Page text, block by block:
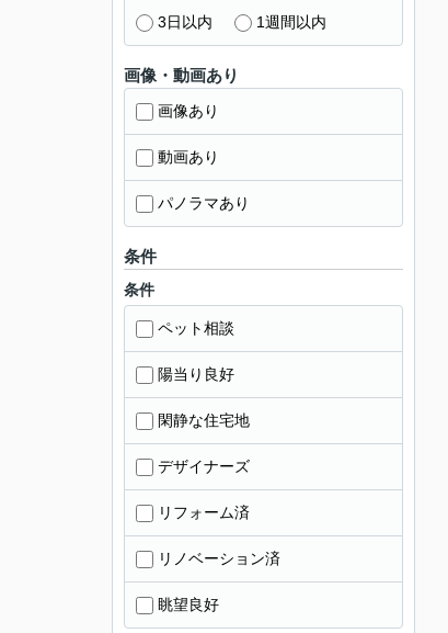
3日以内 1週間以内
画像・動画あり
画像あり
動画あり
パノラマあり
条件
条件
ペット相談
陽当り良好
閑静な住宅地
デザイナーズ
リフォーム済
リノベーション済
眺望良好